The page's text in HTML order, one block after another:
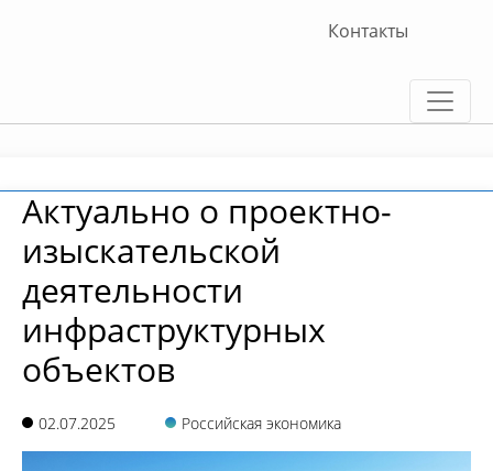
Контакты
Актуально о проектно-
изыскательской
деятельности
инфраструктурных
объектов
02.07.2025 Российская экономика